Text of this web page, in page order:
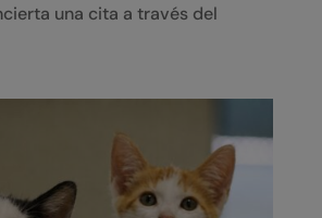
una cita a través del